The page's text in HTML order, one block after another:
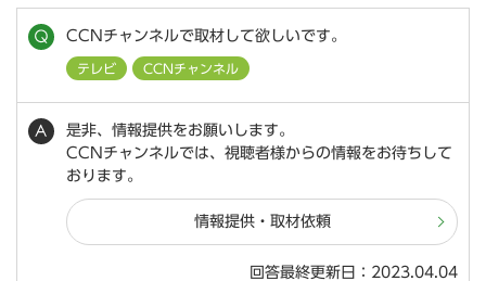
CCNチャンネルで取材して欲しいです。
テレビ CCNチャンネル
是非、情報提供をお願いします。
CCNチャンネルでは、視聴者様からの情報をお待ちして
おります。
情報提供・取材依頼
回答最終更新日：2023.04.04